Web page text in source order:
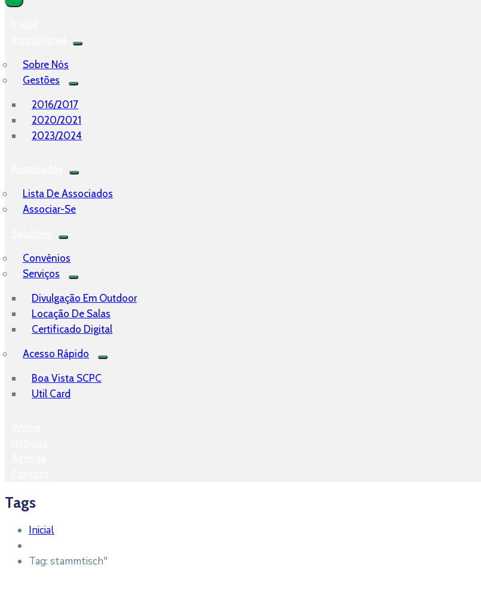
Sobre Nós
Gestões
2016/2017
2020/2021
2023/2024
Lista De Associados
Associar-Se
Convênios
Serviços
Divulgação Em Outdoor
Locação De Salas
Certificado Digital
Acesso Rápido
Boa Vista SCPC
Util Card
Tags
Inicial
Tag: stammtisch"